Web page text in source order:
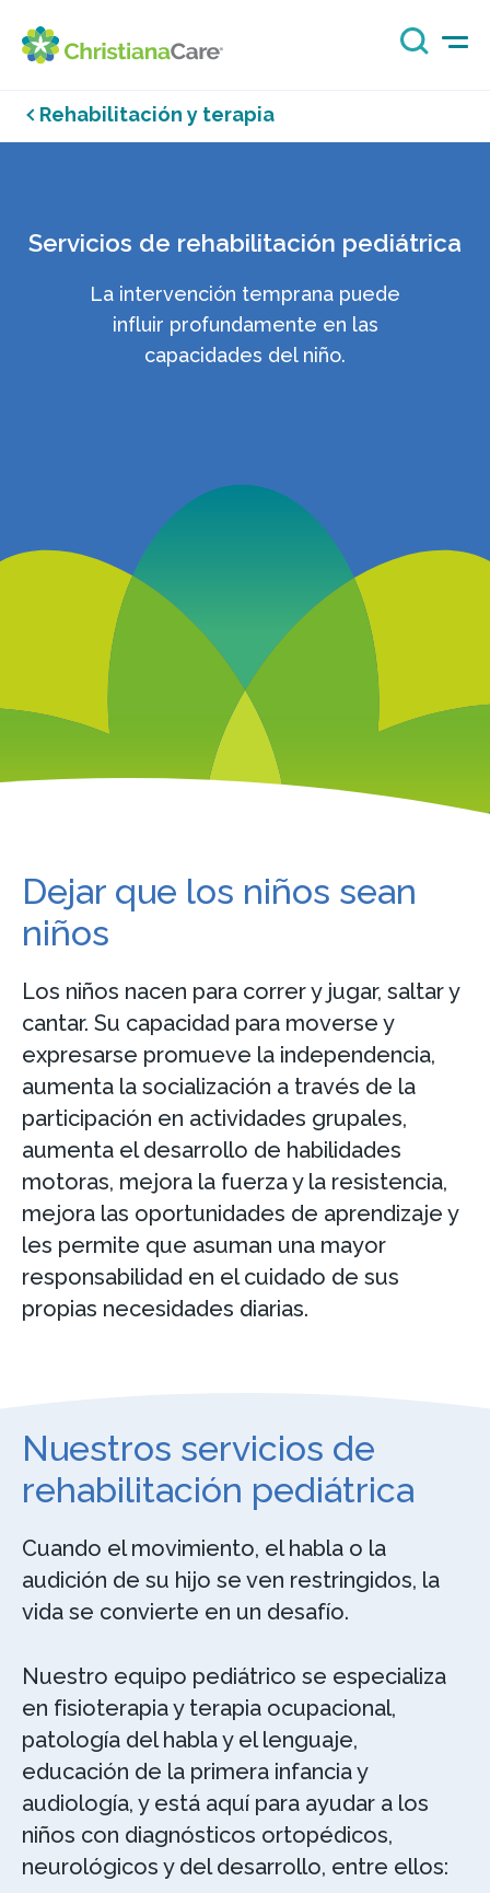
Rehabilitación y terapia
Servicios de rehabilitación pediátrica
La intervención temprana puede
influir profundamente en las
capacidades del niño.
Dejar que los niños sean
niños
Los niños nacen para correr y jugar, saltar y
cantar. Su capacidad para moverse y
expresarse promueve la independencia,
aumenta la socialización a través de la
participación en actividades grupales,
aumenta el desarrollo de habilidades
motoras, mejora la fuerza y la resistencia,
mejora las oportunidades de aprendizaje y
les permite que asuman una mayor
responsabilidad en el cuidado de sus
propias necesidades diarias.
Nuestros servicios de
rehabilitación pediátrica
Cuando el movimiento, el habla o la
audición de su hijo se ven restringidos, la
vida se convierte en un desafío.
Nuestro equipo pediátrico se especializa
en fisioterapia y terapia ocupacional,
patología del habla y el lenguaje,
educación de la primera infancia y
audiología, y está aquí para ayudar a los
niños con diagnósticos ortopédicos,
neurológicos y del desarrollo, entre ellos: